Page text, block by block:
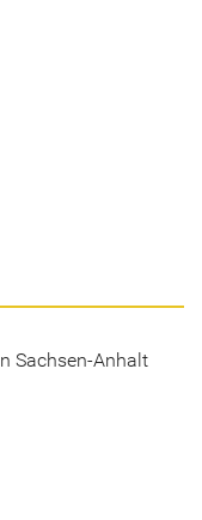
Sachsen-Anhalt